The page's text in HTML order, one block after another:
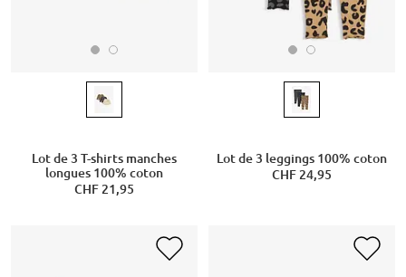
Lot de 3 T-shirts manches
longues 100% coton
CHF 21,95
Lot de 3 leggings 100% coton
CHF 24,95